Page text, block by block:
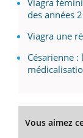
des années
Viagra une
Césarienne :
Vous aimez